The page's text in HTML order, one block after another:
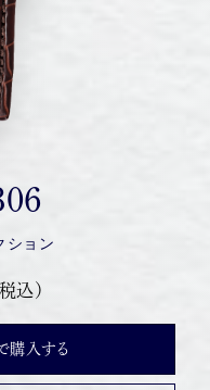
ション
込）
購入する